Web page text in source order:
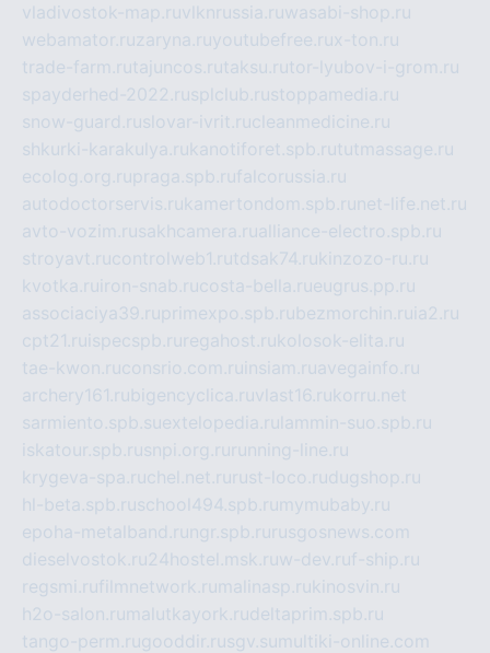
vladivostok-map.ruvlknrussia.ruwasabi-shop.ru
webamator.ruzaryna.ruyoutubefree.rux-ton.ru
trade-farm.rutajuncos.rutaksu.rutor-lyubov-i-grom.ru
spayderhed-2022.rusplclub.rustoppamedia.ru
snow-guard.ruslovar-ivrit.rucleanmedicine.ru
shkurki-karakulya.rukanotiforet.spb.rututmassage.ru
ecolog.org.rupraga.spb.rufalcorussia.ru
autodoctorservis.rukamertondom.spb.ru net-life.net.ru
avto-vozim.rusakhcamera.rualliance-electro.spb.ru
stroyavt.rucontrolweb1.rutdsak74.rukinzozo-ru.ru
kvotka.ru iron-snab.rucosta-bella.rueugrus.pp.ru
associaciya39.ruprimexpo.spb.rubezmorchin.ru ia2.ru
cpt21.ru ispecspb.ru regahost.rukolosok-elita.ru
tae-kwon.ruconsrio.com.ru insiam.ruavegainfo.ru
archery161.rubigencyclica.ruvlast16.rukorru.net
sarmiento.spb.suextelopedia.ru lammin-suo.spb.ru
iskatour.spb.rusnpi.org.ru running-line.ru
krygeva-spa.ruchel.net.ru rust-loco.rudugshop.ru
hl-beta.spb.ruschool494.spb.ru mymubaby.ru
epoha-metalband.ru ngr.spb.ru rusgosnews.com
dieselvostok.ru24hostel.msk.ruw-dev.ruf-ship.ru
regsmi.rufilmnetwork.ru malinasp.rukinosvin.ru
h2o-salon.ru malutkayork.rudeltaprim.spb.ru
tango-perm.rugooddir.rusgv.su multiki-online.com